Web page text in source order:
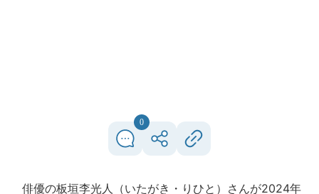
0
俳優の板垣李光人（いたがき・りひと）さんが2024年